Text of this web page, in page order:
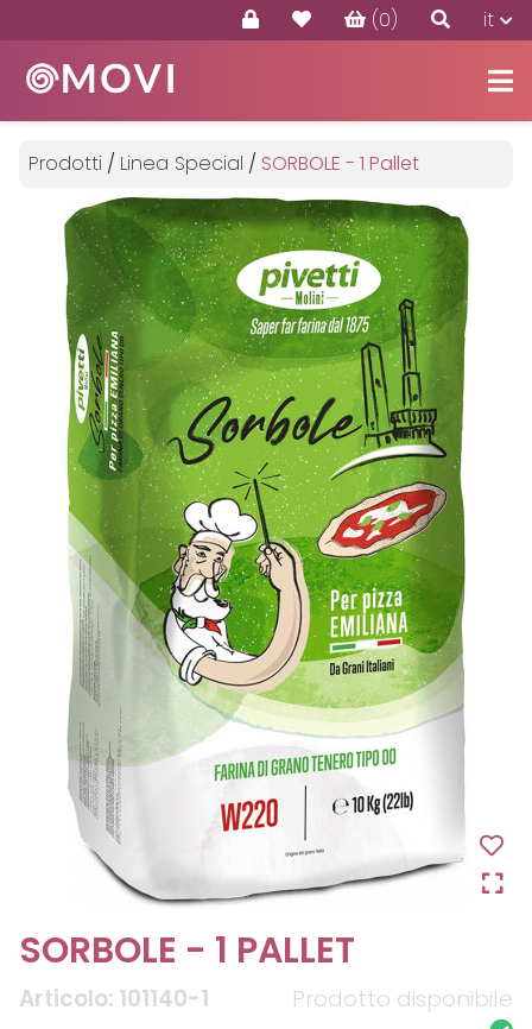
(0) it
Prodotti
Contatti
Prodotti / Linea Special / SORBOLE - 1 Pallet
SORBOLE - 1 PALLET
Articolo: 101140-1 Prodotto disponibile